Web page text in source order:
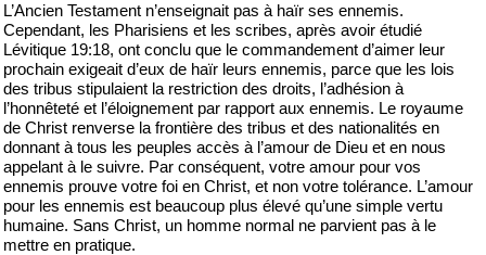
L’Ancien Testament n’enseignait pas à haïr ses ennemis.
Cependant, les Pharisiens et les scribes, après avoir étudié
Lévitique 19:18, ont conclu que le commandement d’aimer leur
prochain exigeait d’eux de haïr leurs ennemis, parce que les lois
des tribus stipulaient la restriction des droits, l’adhésion à
l’honnêteté et l’éloignement par rapport aux ennemis. Le royaume
de Christ renverse la frontière des tribus et des nationalités en
donnant à tous les peuples accès à l’amour de Dieu et en nous
appelant à le suivre. Par conséquent, votre amour pour vos
ennemis prouve votre foi en Christ, et non votre tolérance. L’amour
pour les ennemis est beaucoup plus élevé qu’une simple vertu
humaine. Sans Christ, un homme normal ne parvient pas à le
mettre en pratique.